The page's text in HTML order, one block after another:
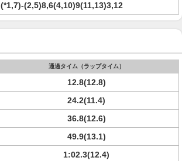
(*1,7)-(2,5)8,6(4,10)9(11,13)3,12
通過タイム（ラップタイム）
12.8(12.8)
24.2(11.4)
36.8(12.6)
49.9(13.1)
1:02.3(12.4)